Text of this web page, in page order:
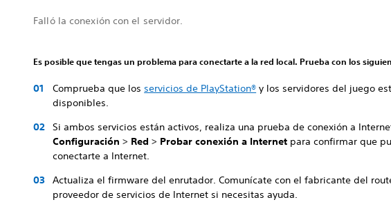
Falló la conexión con el servidor.
Es posible que tengas un problema para conectarte a la red local. Prueba con los
Comprueba que losservicios de PlayStation® y los servidores del juego
disponibles.
Si ambos servicios están activos, realiza una prueba de conexión a
Configuración > Red > Probar conexión a Internet para confirmar que
conectarte a Internet.
Actualiza el firmware del enrutador. Comunícate con el fabricante del
proveedor de servicios de Internet si necesitas ayuda.